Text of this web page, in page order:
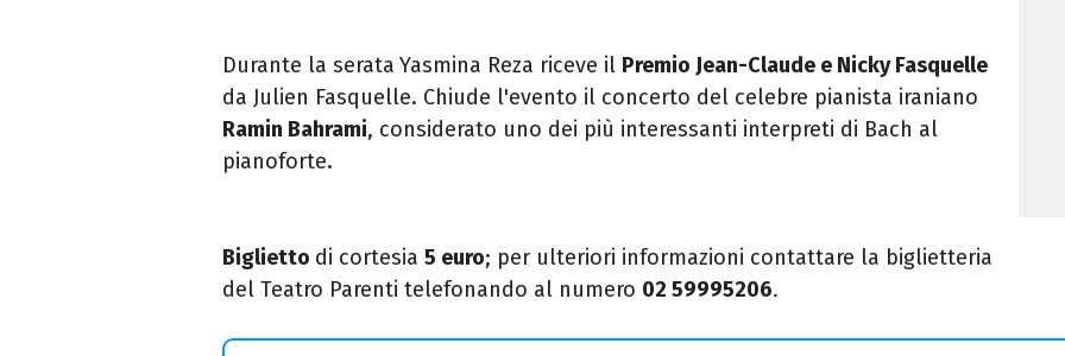
Durante la serata Yasmina Reza riceve il Premio Jean-Claude e Nicky Fasquelle
da Julien Fasquelle. Chiude l'evento il concerto del celebre pianista iraniano
Ramin Bahrami, considerato uno dei più interessanti interpreti di Bach al
pianoforte.
Biglietto di cortesia 5 euro; per ulteriori informazioni contattare la biglietteria
del Teatro Parenti telefonando al numero 02 59995206.